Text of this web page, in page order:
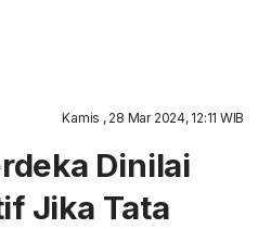
Kamis , 28 Mar 2024, 12:11 WIB
Dinilai
Jika Tata